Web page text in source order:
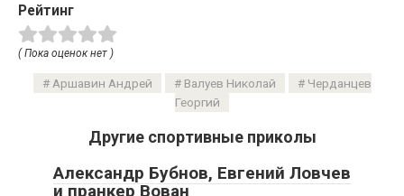
Рейтинг
( Пока оценок нет )
Аршавин Андрей Валуев Николай
Черданцев
Георгий
Другие спортивные приколы
Александр Бубнов, Евгений Ловчев
и пранкер Вован